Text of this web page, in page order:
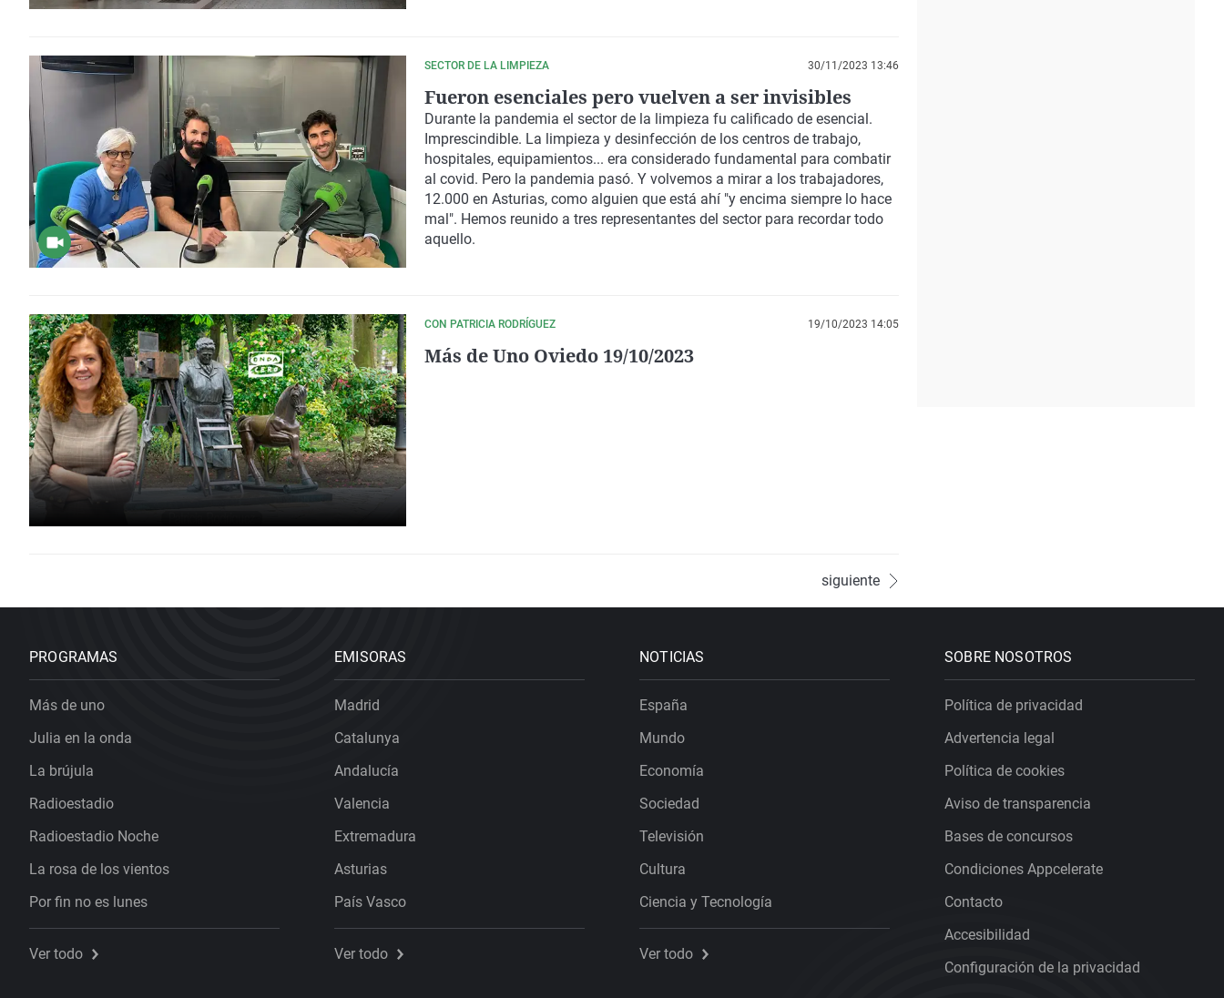
SECTOR DE LA LIMPIEZA 30/11/2023 13:46
Fueron esenciales pero vuelven a ser invisibles
Durante la pandemia el sector de la limpieza fu calificado de esencial.
Imprescindible. La limpieza y desinfección de los centros de trabajo,
hospitales, equipamientos... era considerado fundamental para combatir
al covid. Pero la pandemia pasó. Y volvemos a mirar a los trabajadores,
12.000 en Asturias, como alguien que está ahí "y encima siempre lo hace
mal". Hemos reunido a tres representantes del sector para recordar todo
aquello.
CON PATRICIA RODRÍGUEZ 19/10/2023 14:05
Más de Uno Oviedo 19/10/2023
siguiente
PROGRAMAS
Más de uno
Julia en la onda
La brújula
Radioestadio
Radioestadio Noche
La rosa de los vientos
Por fin no es lunes
Ver todo
EMISORAS
Madrid
Catalunya
Andalucía
Valencia
Extremadura
Asturias
País Vasco
Ver todo
NOTICIAS
España
Mundo
Economía
Sociedad
Televisión
Cultura
Ciencia y Tecnología
Ver todo
SOBRE NOSOTROS
Política de privacidad
Advertencia legal
Política de cookies
Aviso de transparencia
Bases de concursos
Condiciones Appcelerate
Contacto
Accesibilidad
Configuración de la privacidad